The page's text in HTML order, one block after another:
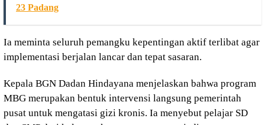
23 Padang
Ia meminta seluruh pemangku kepentingan aktif terlibat agar
implementasi berjalan lancar dan tepat sasaran.
Kepala BGN Dadan Hindayana menjelaskan bahwa program
MBG merupakan bentuk intervensi langsung pemerintah
pusat untuk mengatasi gizi kronis. Ia menyebut pelajar SD